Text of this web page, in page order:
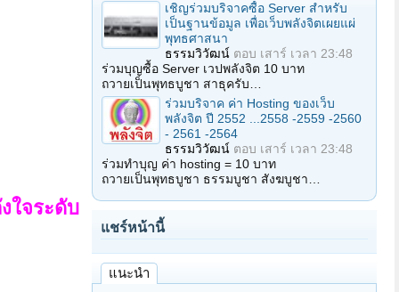
จระดับ
เชิญร่วมบริจาคซื้อ Server สำหรับ
เป็นฐานข้อมูล เพื่อเว็บพลังจิตเผยแผ่
พุทธศาสนา
ธรรมวิวัฒน์ ตอบ เสาร์ เวลา 23:48
ร่วมบุญซื้อ Server เวปพลังจิต 10 บาท
ถวายเป็นพุทธบูชา สาธุครับ…
ร่วมบริจาค ค่า Hosting ของเว็บ
พลังจิต ปี 2552 ...2558 -2559 -2560
- 2561 -2564
ธรรมวิวัฒน์ ตอบ เสาร์ เวลา 23:48
ร่วมทำบุญ ค่า hosting = 10 บาท
ถวายเป็นพุทธบูชา ธรรมบูชา สังฆบูชา…
แชร์หน้านี้
แนะนำ